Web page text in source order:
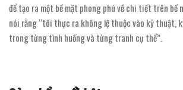
để tạo ra một bề mặt phong phú về chi tiết trên bề
nói rằng “tôi thực ra không lệ thuộc vào kỹ thuật,
trong từng tình huống và từng tranh cụ thể”.